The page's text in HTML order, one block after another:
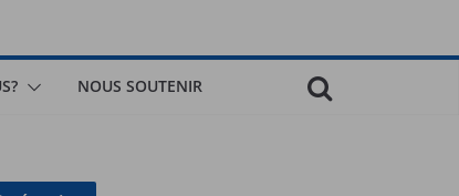
NOUS SOUTENIR